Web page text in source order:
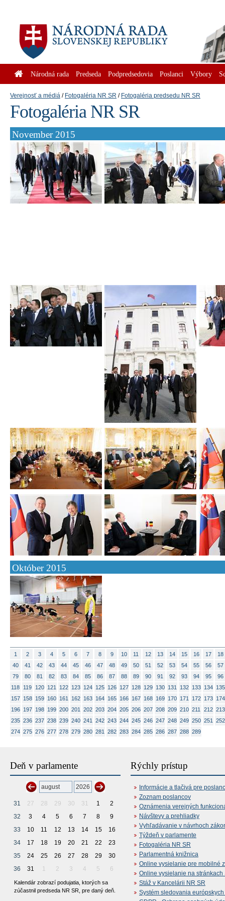
Národná rada Predseda Podpredsedovia Poslanci Výbory
Verejnosť a médiá Fotogaléria NR SR Fotogaléria predsedu NR SR
Fotogaléria NR SR
November 2015
Október 2015
1 2 3 4 5 6 7 8 9 10 11 12 13 14 15 16 17
18
40
41 42 43 44 45 46 47 48 49 50 51 52 53 54 55 56
57
79
80 81 82 83 84 85 86 87 88 89 90 91 92 93 94 95
96
118
119 120 121 122 123 124 125 126 127 128 129 130 131 132 133 134
135
157
158 159 160 161 162 163 164 165 166 167 168 169 170 171 172 173
174
196
197 198 199 200 201 202 203 204 205 206 207 208 209 210 211 212 213
235 236 237 238 239 240 241 242 243 244 245 246 247 248 249 250 251
252
274 275 276 277 278 279 280 281 282 283 284 285 286 287 288 289
Deň v parlamente
31 27 28 29 30 31 1
2
32
3 4 5 6 7 8
9
33
10 11 12 13 14 15
16
34
17 18 19 20 21 22
23
35
24 25 26 27 28 29
30
36
31 1 2 3 4 5 6
Kalendár zobrazí podujatia, ktorých sa
zúčastnil predseda NR SR, pre daný deň.
Rýchly prístup
Informácie a tlačivá pre
Zoznam poslancov
Oznámenia verejných
Návštevy a prehliadky
Vyhľadávanie v návrhoch
Týždeň v parlamente
Fotogaléria NR SR
Parlamentná knižnica
Online vysielanie pre mobilné
Online vysielanie na stránkach
Stáž v Kancelárii NR SR
Systém sledovania